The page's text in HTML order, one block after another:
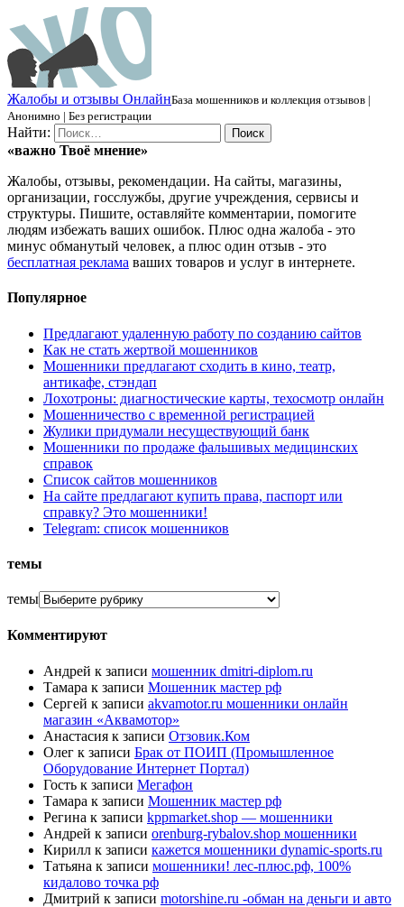
Жалобы и отзывы ОнлайнБаза мошенников и коллекция отзывов |
Анонимно | Без регистрации
Найти:
«важно Твоё мнение»
Жалобы, отзывы, рекомендации. На сайты, магазины,
организации, госслужбы, другие учреждения, сервисы и
структуры. Пишите, оставляйте комментарии, помогите
людям избежать ваших ошибок. Плюс одна жалоба - это
минус обманутый человек, а плюс один отзыв - это
бесплатная реклама ваших товаров и услуг в интернете.
Популярное
Предлагают удаленную работу по созданию сайтов
Как не стать жертвой мошенников
Мошенники предлагают сходить в кино, театр,
антикафе, стэндап
Лохотроны: диагностические карты, техосмотр онлайн
Мошенничество с временной регистрацией
Жулики придумали несуществующий банк
Мошенники по продаже фальшивых медицинских
справок
Список сайтов мошенников
На сайте предлагают купить права, паспорт или
справку? Это мошенники!
Telegram: список мошенников
темы
темы
Комментируют
Андрей к записи мошенник dmitri-diplom.ru
Тамара к записи Мошенник мастер рф
Сергей к записи akvamotor.ru мошенники онлайн
магазин «Аквамотор»
Анастасия к записи Отзовик.Ком
Олег к записи Брак от ПОИП (Промышленное
Оборудование Интернет Портал)
Гость к записи Мегафон
Тамара к записи Мошенник мастер рф
Регина к записи kppmarket.shop — мошенники
Андрей к записи orenburg-rybalov.shop мошенники
Кирилл к записи кажется мошенники dynamic-sports.ru
Татьяна к записи мошенники! лес-плюс.рф, 100%
кидалово точка рф
Дмитрий к записи motorshine.ru -обман на деньги и авто